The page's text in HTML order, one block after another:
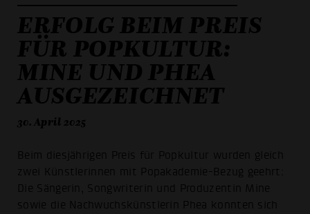
ERFOLG BEIM PREIS
FÜR POPKULTUR:
MINE UND PHEA
AUSGEZEICHNET
30. April 2025
Beim diesjährigen Preis für Popkultur wurden gleich
zwei Künstlerinnen mit Popakademie-Bezug geehrt:
Die Sängerin, Songwriterin und Produzentin Mine
sowie die Nachwuchskünstlerin Phea konnten sich